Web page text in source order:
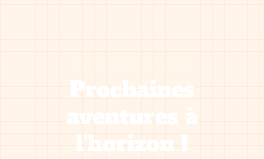
Prochaines
aventures à
l'horizon !